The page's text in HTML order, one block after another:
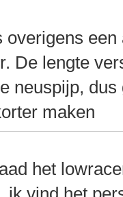
overigens
De lengte
neuspijp,
maken
het